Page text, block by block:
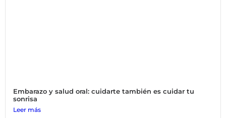
Embarazo y salud oral: cuidarte también es cuidar tu
sonrisa
Leer más